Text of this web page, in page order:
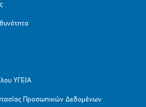
ΥΓΕΙΑ
Προσωπικών Δεδομένων